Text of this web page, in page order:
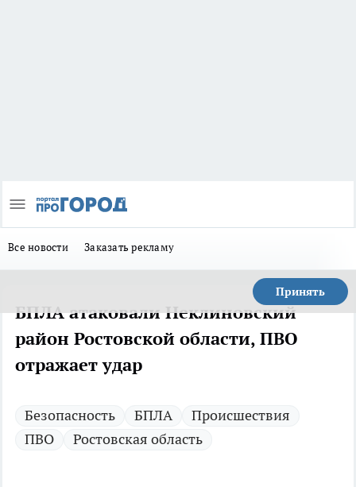
Все новости Заказать рекламу
Принять
БПЛА атаковали Неклиновский
район Ростовской области, ПВО
отражает удар
Безопасность БПЛА
Происшествия
ПВО
Ростовская область